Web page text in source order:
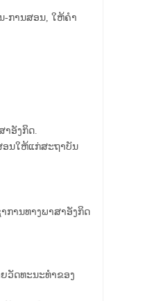
-ການສອນ, ໃຫ້ຄໍາ
ອັງກິດ.
ອນໃຫ້ແກ່ສະຖາບັນ
ການທາງພາສາອັງກິດ
ວັດທະນະທໍາຂອງ